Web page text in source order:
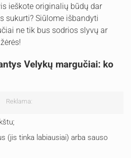
ieškote originalių būdų dar
sukurti? Siūlome išbandyti
ne tik bus sodrios slyvų ar
Velykų margučiai: ko
Reklama:
(jis tinka labiausiai) arba sauso